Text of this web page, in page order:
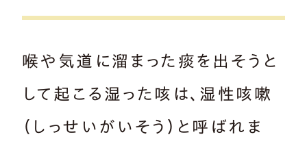
喉や気道に溜まった痰を出そうと
して起こる湿った咳は、湿性咳嗽
（しっせいがいそう）と呼ばれま